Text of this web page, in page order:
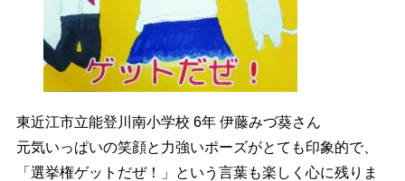
東近江市立能登川南小学校 6年 伊藤みづ葵さん
元気いっぱいの笑顔と力強いポーズがとても印象的で、
「選挙権ゲットだぜ！」という言葉も楽しく心に残りま